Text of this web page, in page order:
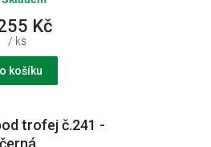
Kč
/ ks
košíku
trofej č.241 -
černá